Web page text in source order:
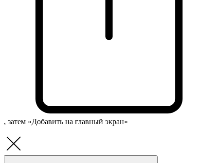
, затем «Добавить на главный экран»